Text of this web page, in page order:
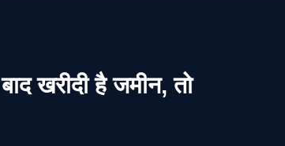
खरीदी है जमीन, तो